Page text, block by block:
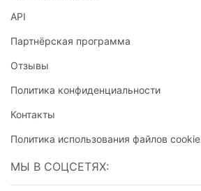
API
Партнёрская программа
Отзывы
Политика конфиденциальности
Контакты
Политика использования файлов cookie
МЫ В СОЦСЕТЯХ: